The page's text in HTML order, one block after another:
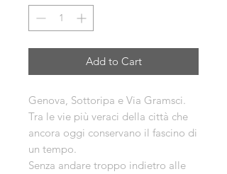
Add to Cart
Genova, Sottoripa e Via Gramsci.
Tra le vie più veraci della città che
ancora oggi conservano il fascino di
un tempo.
Senza andare troppo indietro alle